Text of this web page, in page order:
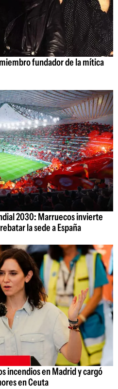
fundador de la mítica
2030: Marruecos invierte
la sede a España
incendios en Madrid y cargó
en Ceuta